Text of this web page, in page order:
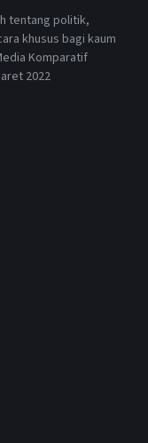
tentang politik,
khusus bagi kaum
Komparatif
2022